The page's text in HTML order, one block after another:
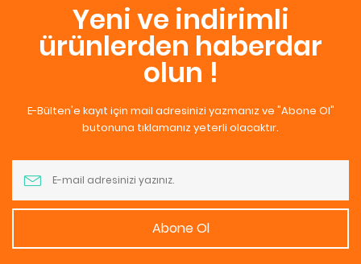
Yeni ve indirimli
ürünlerden haberdar
olun !
E-Bülten'e kayıt için mail adresinizi yazmanız ve "Abone Ol"
butonuna tıklamanız yeterli olacaktır.
Abone Ol